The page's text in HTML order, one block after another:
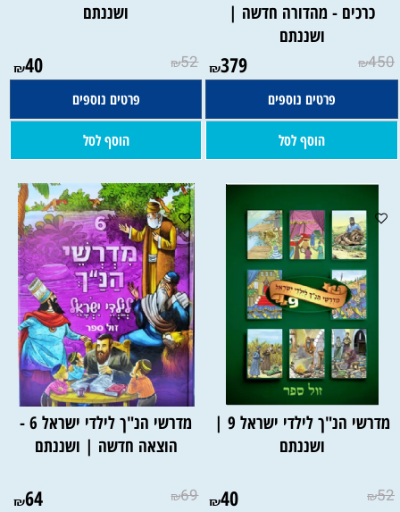
כרכים - מהדורה חדשה |
ושננתם
₪450
₪379
פרטים נוספים
הוסף לסל
ושננתם
₪52
₪40
פרטים נוספים
הוסף לסל
מדרשי הנ"ך לילדי ישראל 9 |
ושננתם
₪52
₪40
מדרשי הנ"ך לילדי ישראל 6 -
הוצאה חדשה | ושננתם
₪69
₪64